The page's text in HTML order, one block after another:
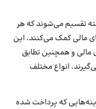
تقسیم می‌شوند که هر
مالی کمک می‌کنند. این
مالی و همچنین تطابق
انواع مختلف
که پرداخت شده